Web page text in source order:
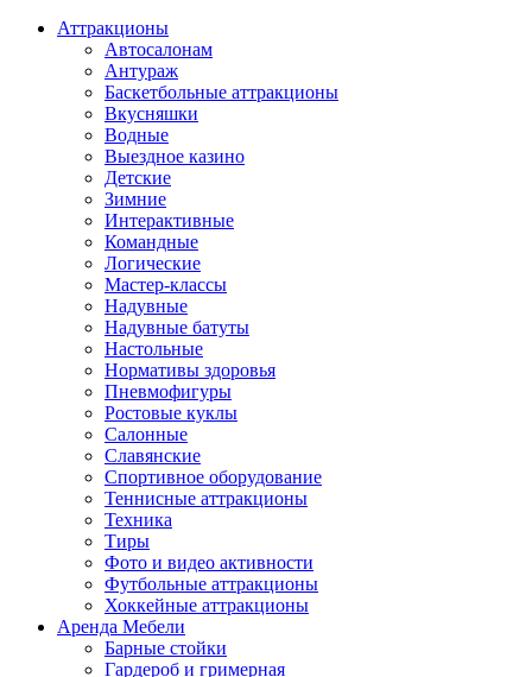
Аттракционы
Автосалонам
Антураж
Баскетбольные аттракционы
Вкусняшки
Водные
Выездное казино
Детские
Зимние
Интерактивные
Командные
Логические
Мастер-классы
Надувные
Надувные батуты
Настольные
Нормативы здоровья
Пневмофигуры
Ростовые куклы
Салонные
Славянские
Спортивное оборудование
Теннисные аттракционы
Техника
Тиры
Фото и видео активности
Футбольные аттракционы
Хоккейные аттракционы
Аренда Мебели
Барные стойки
Гардероб и гримерная